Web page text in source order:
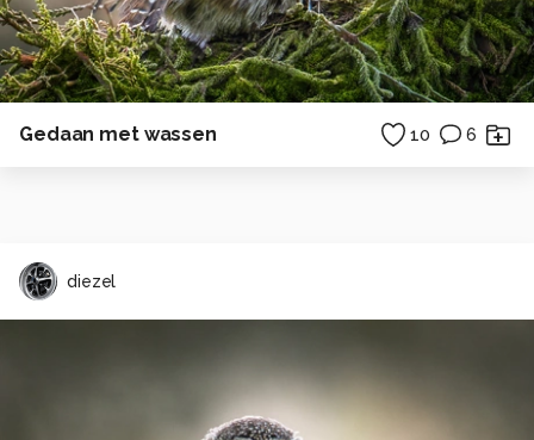
Gedaan met wassen 10 6
diezel